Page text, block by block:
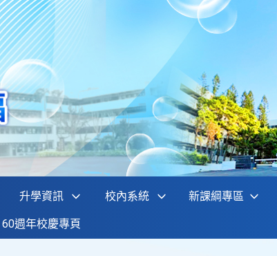
升學資訊 校內系統 新課綱專區
60週年校慶專頁